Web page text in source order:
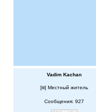
Vadim Kachan
[ ] Местный житель
Сообщения: 927